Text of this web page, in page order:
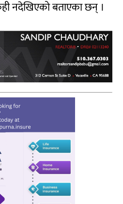
नदेखिएको बताएका छन् ।